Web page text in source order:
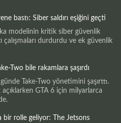
bastı: Siber saldırı eşiğini geçti
modelinin kritik siber güvenlik
çalışmaları durdurdu ve ek güvenlik
Two bile rakamlara şaşırdı
Take-Two yönetimini şaşırttı.
GTA 6 için milyarlarca
bir rolle geliyor: The Jetsons